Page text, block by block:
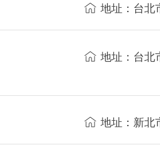
地址：台北
地址：台北
地址：新北